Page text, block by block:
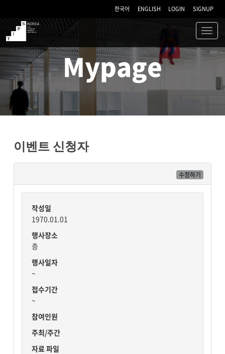
한국어 ENGLISH LOGIN SIGNUP
TIPS
Mypage
이벤트 신청자
수정하기
작성일
1970.01.01
행사장소
층
행사일자
~
접수기간
~
참여인원
주최/주간
자료 파일